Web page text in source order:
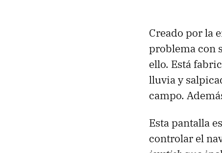
Creado por la
problema con
ello. Está
lluvia y
campo.
Esta pantalla
controlar el